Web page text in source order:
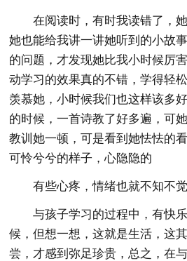
在阅读时，有时我读错了，
她也能给我讲一讲她听到的小故
的问题，才发现她比我小时候厉
动学习的效果真的不错，学得轻
羡慕她，小时候我们也这样该多
的时候，一首诗教了好多遍，可
教训她一顿，可是看到她怯怯的
可怜兮兮的样子，心隐隐的
有些心疼，情绪也就不知不
与孩子学习的过程中，有快
候，但想一想，这就是生活，这
尝，才感到弥足珍贵，总之，在